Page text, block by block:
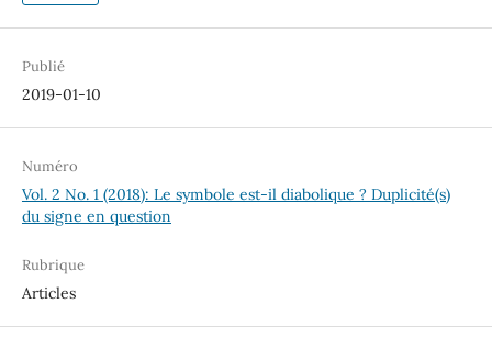
Publié
2019-01-10
Numéro
Vol. 2 No. 1 (2018): Le symbole est-il diabolique ? Duplicité(s)
du signe en question
Rubrique
Articles